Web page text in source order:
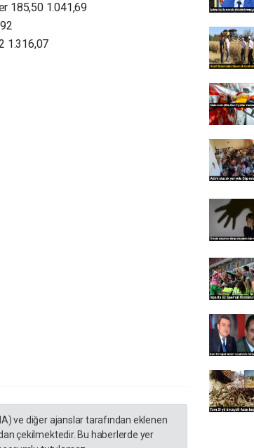
185,50 1.041,69
1.316,07
ve diğer ajanslar tarafından eklenen
çekilmektedir. Bu haberlerde yer